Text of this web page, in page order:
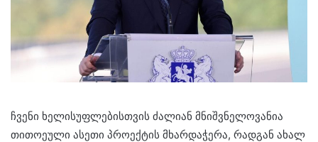
ჩვენი ხელისუფლებისთვის ძალიან მნიშვნელოვანია
თითოეული ასეთი პროექტის მხარდაჭერა, რადგან ახალ